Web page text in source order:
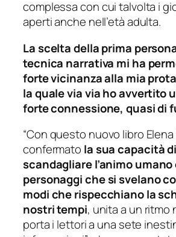
complessa con cui talvolta i
aperti anche nell’età adulta.
La scelta della prima
tecnica narrativa mi ha
forte vicinanza alla mia
la quale via via ho avvertito
forte connessione, quasi di
“Con questo nuovo libro
confermato la sua capacità di
scandagliare l’animo umano
personaggi che si svelano
modi che rispecchiano la
nostri tempi, unita a un ritmo
porta i lettori a una sete